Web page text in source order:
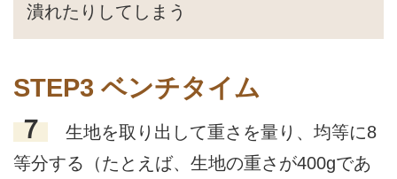
潰れたりしてしまう
STEP3 ベンチタイム
７
生地を取り出して重さを量り、均等に8
等分する（たとえば、生地の重さが400gであ